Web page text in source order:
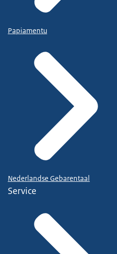
Papiamentu
Nederlandse Gebarentaal
Service